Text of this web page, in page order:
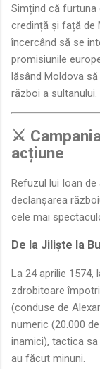
Simțind că furtuna
credință și față de
încercând să se
promisiunile
lăsând Moldova
război a sultanului.
⚔️
acțiune
Refuzul lui Ioan
declanșarea
cele mai
De la Jiliște la
La 24 aprilie
zdrobitoare
(conduse de
numeric (20.000
inamici), tactica
au făcut minuni.